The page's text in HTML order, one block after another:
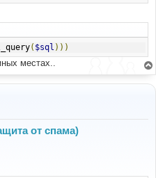
( $sql )))
местах..
от спама)